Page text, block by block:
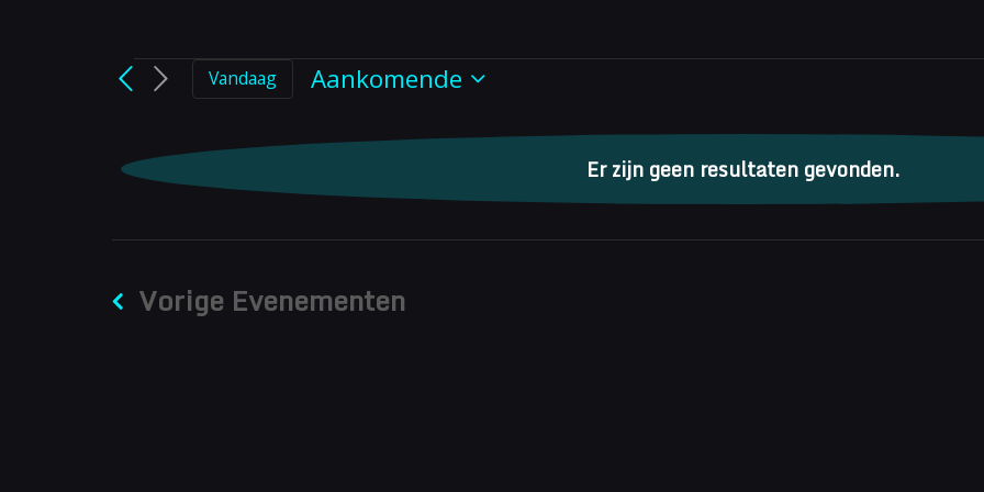
Evenementen
Bericht
Er zijn geen resultaten gevonden.
Vandaag
Aankomende
datum.
Vorige Evenementen